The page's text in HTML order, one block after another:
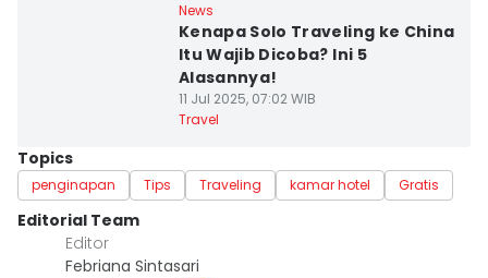
News
Kenapa Solo Traveling ke China
Itu Wajib Dicoba? Ini 5
Alasannya!
11 Jul 2025, 07:02 WIB
Travel
Topics
penginapan Tips Traveling kamar hotel Gratis
Editorial Team
Editor
Febriana Sintasari